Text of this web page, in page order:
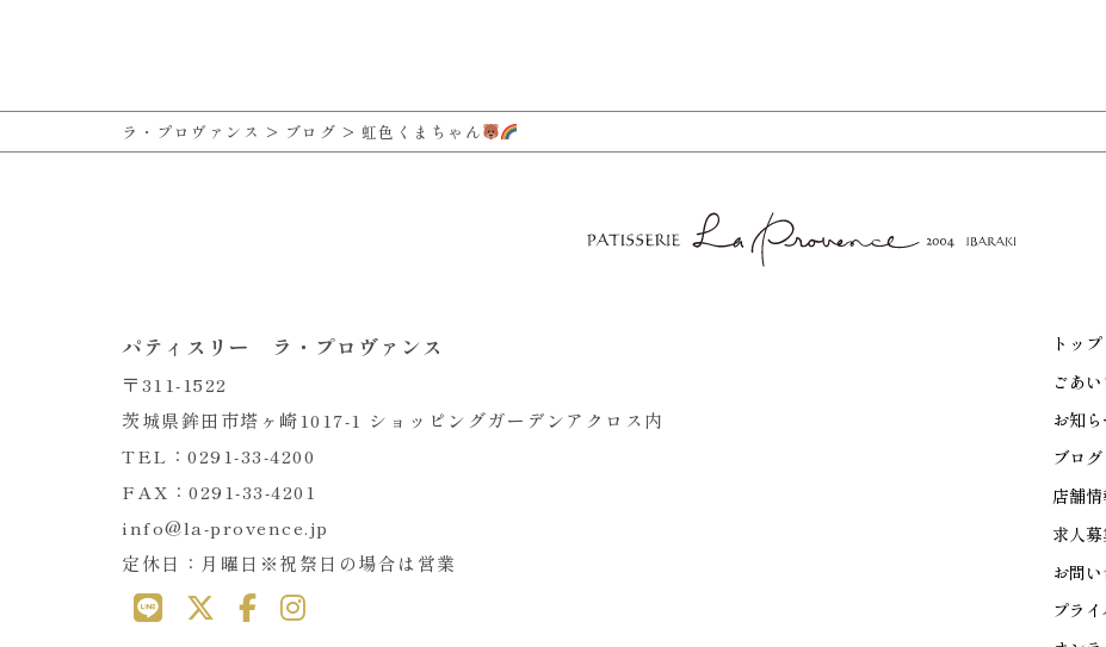
ラ・プロヴァンス > ブログ > 虹色くまちゃん
パティスリー ラ・プロヴァンス
〒311-1522
茨城県鉾田市塔ヶ崎1017-1 ショッピングガーデンアクロス内
TEL：0291-33-4200
FAX：0291-33-4201
info@la-provence.jp
定休日：月曜日※祝祭日の場合は営業
トップ
ごあ
お知
ブログ
店舗情
求人募
お問
プラ